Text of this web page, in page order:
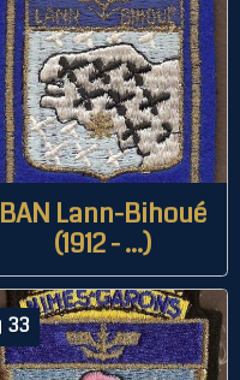
BAN Lann-Bihoué
(1912 - ...)
33